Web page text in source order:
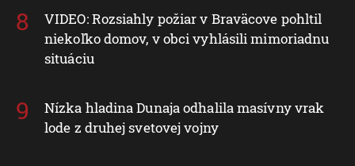
VIDEO: Rozsiahly požiar v Braväcove pohltil
niekoľko domov, v obci vyhlásili mimoriadnu
situáciu
Nízka hladina Dunaja odhalila masívny vrak
lode z druhej svetovej vojny